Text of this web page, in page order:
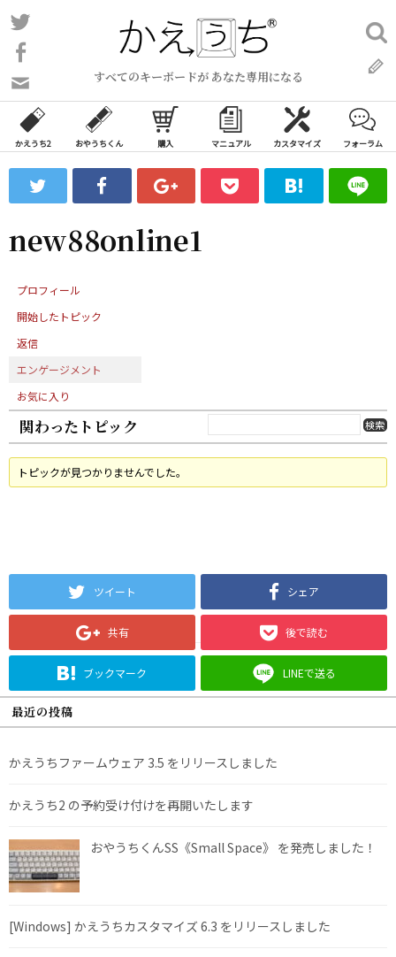
コ
ン
ン
ツ
ス
ッ
すべてのキーボードが あなた専用になる
い
合
わ
フ
ォ
ム
検
索:
かえうち2 おやうちくん 購入 マニュアル カスタマイズ フォーラム
new88online1
プロフィール
開始したトピック
返信
エンゲージメント
お気に入り
関わったトピック
トピックが見つかりませんでした。
ツイート シェア
共有 後で読む
ブックマーク LINEで送る
最近の投稿
かえうちファームウェア 3.5 をリリースしました
かえうち2 の予約受け付けを再開いたします
おやうちくんSS《Small Space》 を発売しました！
[Windows] かえうちカスタマイズ 6.3 をリリースしました